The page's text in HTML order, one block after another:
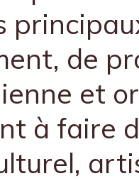
de
et
à faire